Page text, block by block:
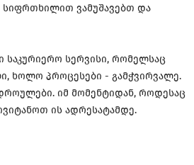
ვამუშავებთ და
საკურიერო სერვისი, რომელსაც
ხოლო პროცესები - გამჭვირვალე.
იმ მომენტიდან, როდესაც
ის ადრესატამდე.